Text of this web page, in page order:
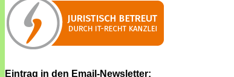
Eintrag in den Email-Newsletter: